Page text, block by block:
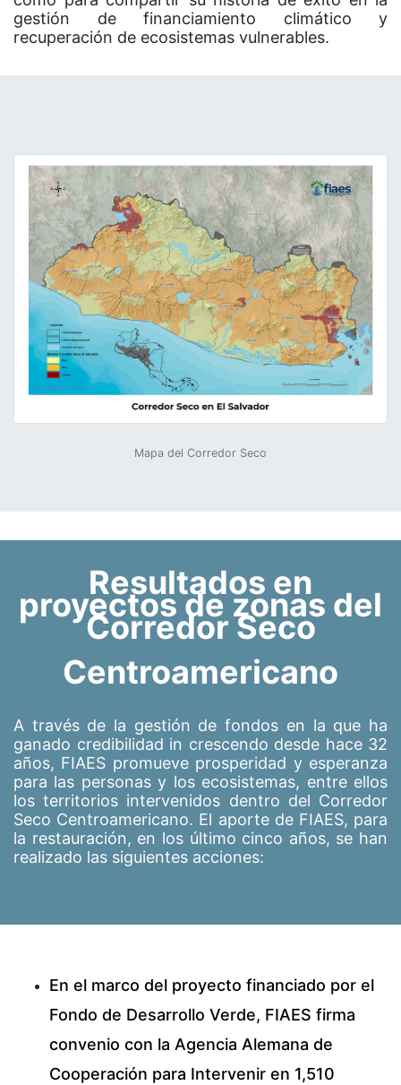
gestión de financiamiento climático y
recuperación de ecosistemas vulnerables.
Mapa del Corredor Seco
Resultados en
proyectos de zonas del
Corredor Seco
Centroamericano
A través de la gestión de fondos en la que ha
ganado credibilidad in crescendo desde hace 32
años, FIAES promueve prosperidad y esperanza
para las personas y los ecosistemas, entre ellos
los territorios intervenidos dentro del Corredor
Seco Centroamericano. El aporte de FIAES, para
la restauración, en los último cinco años, se han
realizado las siguientes acciones:
En el marco del proyecto financiado por el
Fondo de Desarrollo Verde, FIAES firma
convenio con la Agencia Alemana de
Cooperación para Intervenir en 1,510